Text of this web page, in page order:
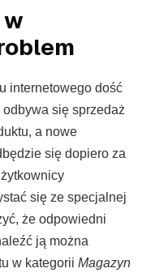
internetowego dość
się sprzedaż
a nowe
się dopiero za
się ze specjalnej
że odpowiedni
ją można
w kategorii Magazyn